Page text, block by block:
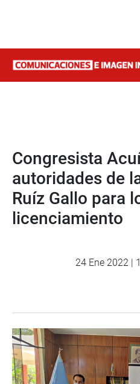
Congresista
autoridades de
Ruíz Gallo para
licenciamiento
24 Ene 2022 |